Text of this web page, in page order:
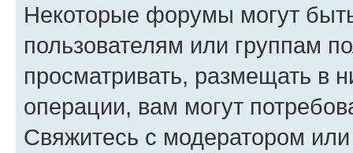
Некоторые форумы могут
пользователям или группам
просматривать, размещать в
операции, вам могут
Свяжитесь с модератором